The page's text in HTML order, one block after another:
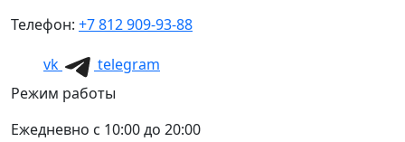
Телефон: +7 812 909-93-88
vk
telegram
Режим работы
Ежедневно с 10:00 до 20:00